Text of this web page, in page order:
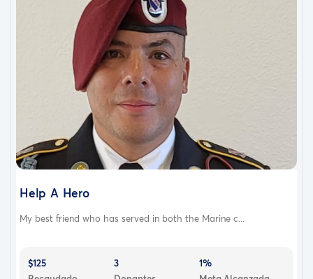
Help A Hero
My best friend who has served in both the Marine c...
$125
3
1%